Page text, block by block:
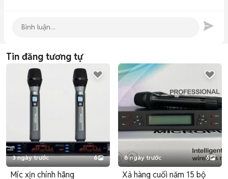
Tin đăng tương tự
3 ngày trước 6
Míc xịn chính hãng
8 ngày trước 6
Xả hàng cuối năm 15 bộ